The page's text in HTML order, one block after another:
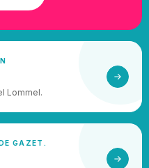
Lommel.
GAZET.